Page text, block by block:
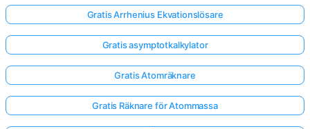
Gratis Arrhenius Ekvationslösare
Gratis asymptotkalkylator
Gratis Atomräknare
Gratis Räknare för Atommassa